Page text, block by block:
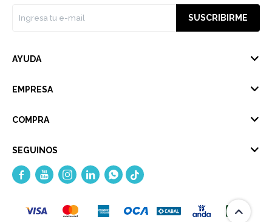
SUSCRIBIRME
AYUDA
EMPRESA
COMPRA
SEGUINOS
    